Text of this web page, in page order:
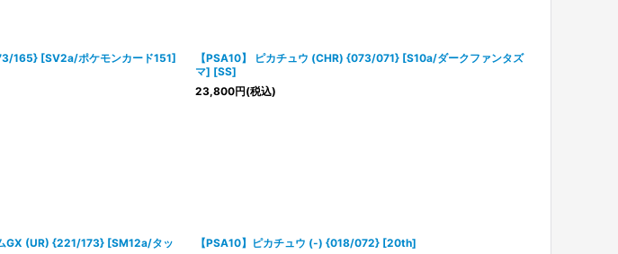
165} [SV2a/ポケモンカード151]
【PSA10】 ピカチュウ (CHR) {073/071} [S10a/ダークファンタズ
マ] [SS]
23,800円(税込)
GX (UR) {221/173} [SM12a/タッ
【PSA10】ピカチュウ (-) {018/072} [20th]